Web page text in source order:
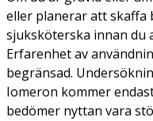
eller planerar att skaffa
sjuksköterska innan du
Erfarenhet av
begränsad.
Iomeron kommer
bedömer nyttan vara